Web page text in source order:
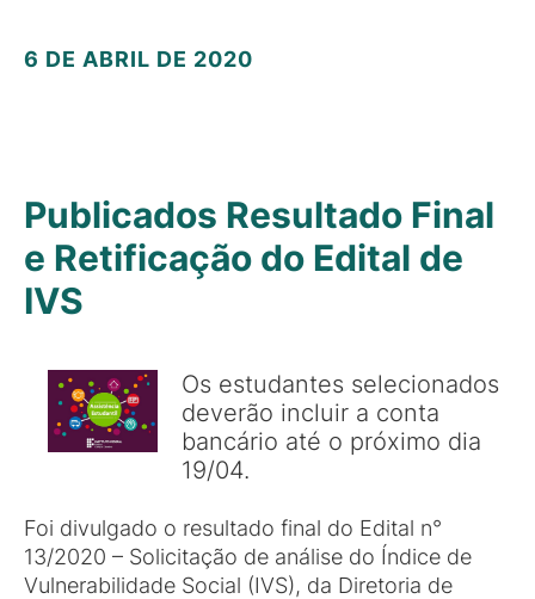
6 DE ABRIL DE 2020
Publicados Resultado Final
e Retificação do Edital de
IVS
Os estudantes selecionados
deverão incluir a conta
bancário até o próximo dia
19/04.
Foi divulgado o resultado final do Edital n°
13/2020 – Solicitação de análise do Índice de
Vulnerabilidade Social (IVS), da Diretoria de